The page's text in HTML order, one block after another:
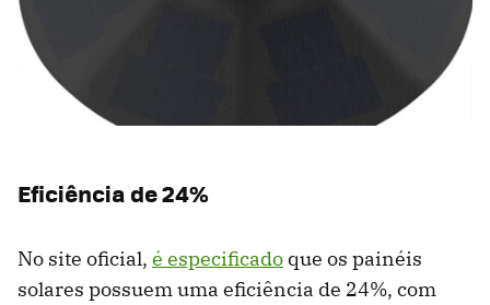
Eficiência de 24%
No site oficial, é especificado que os painéis
solares possuem uma eficiência de 24%, com